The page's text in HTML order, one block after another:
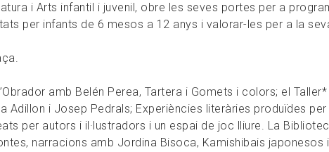
i Arts infantil i juvenil, obre les seves portes per a
per infants de 6 mesos a 12 anys i valorar-les per a la
amb Belén Perea, Tartera i Gomets i colors; el
Adillon i Josep Pedrals; Experiències literàries produïdes
per autors i il·lustradors i un espai de joc lliure. La
narracions amb Jordina Bisoca, Kamishibais japonesos